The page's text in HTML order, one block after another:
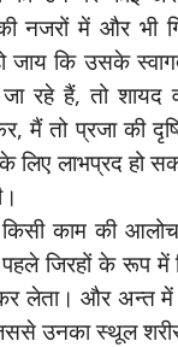
नजरों में और भी
जाय कि उसके
रहे हैं, तो शायद
मैं तो प्रजा की
लिए लाभप्रद हो
किसी काम की
जिरहों के रूप में
लेता। और अन्त
उनका स्थूल